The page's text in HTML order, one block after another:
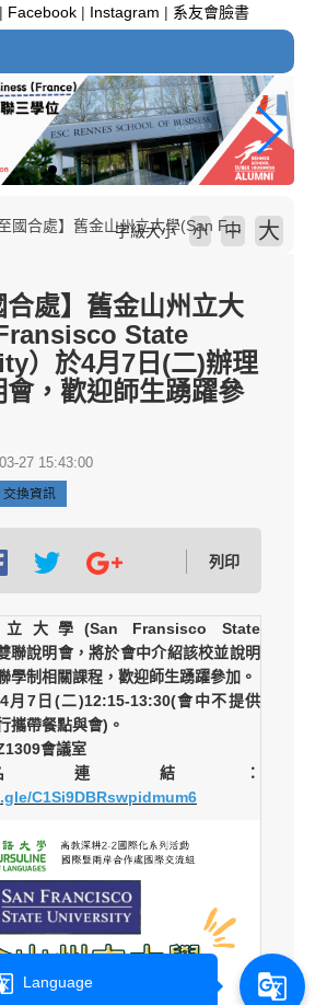
| Facebook | Instagram | 系友會臉書
【轉至國合處】舊金山州立大學(San Fransisco State University）於4月7日(二)辦理雙聯說明會，歡迎師生踴躍參加
字級大小 小 中 大
合處】舊金山州立大
State
）於4月7日(二)辦理
會，歡迎師生踴躍參
27 15:43:00
交換資訊
列印
大學(San Fransisco State
說明會，將於會中介紹該校並說明
學制相關課程，歡迎師生踴躍參加。
月7日(二)12:15-13:30(會中不提供
攜帶餐點與會)。
會議室
連結：
C1Si9DBRswpidmum6
Language
g_translate